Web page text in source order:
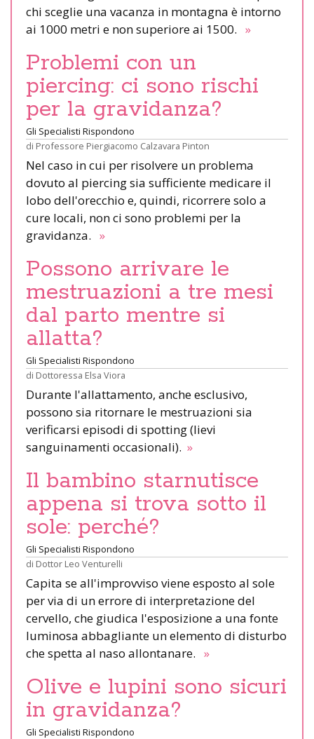
chi sceglie una vacanza in montagna è intorno
ai 1000 metri e non superiore ai 1500. »
Problemi con un
piercing: ci sono rischi
per la gravidanza?
Gli Specialisti Rispondono
di Professore Piergiacomo Calzavara Pinton
Nel caso in cui per risolvere un problema
dovuto al piercing sia sufficiente medicare il
lobo dell'orecchio e, quindi, ricorrere solo a
cure locali, non ci sono problemi per la
gravidanza. »
Possono arrivare le
mestruazioni a tre mesi
dal parto mentre si
allatta?
Gli Specialisti Rispondono
di Dottoressa Elsa Viora
Durante l'allattamento, anche esclusivo,
possono sia ritornare le mestruazioni sia
verificarsi episodi di spotting (lievi
sanguinamenti occasionali). »
Il bambino starnutisce
appena si trova sotto il
sole: perché?
Gli Specialisti Rispondono
di Dottor Leo Venturelli
Capita se all'improvviso viene esposto al sole
per via di un errore di interpretazione del
cervello, che giudica l'esposizione a una fonte
luminosa abbagliante un elemento di disturbo
che spetta al naso allontanare. »
Olive e lupini sono sicuri
in gravidanza?
Gli Specialisti Rispondono